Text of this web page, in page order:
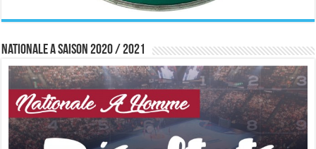
Nationale A saison 2020 / 2021